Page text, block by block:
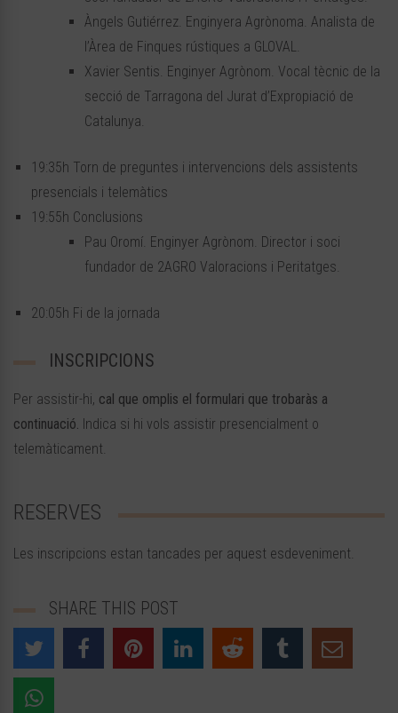
Àngels Gutiérrez. Enginyera Agrònoma. Analista de
l’Àrea de Finques rústiques a GLOVAL.
Xavier Sentis. Enginyer Agrònom. Vocal tècnic de la
secció de Tarragona del Jurat d’Expropiació de
Catalunya.
19:35h Torn de preguntes i intervencions dels assistents
presencials i telemàtics
19:55h Conclusions
Pau Oromí. Enginyer Agrònom. Director i soci
fundador de 2AGRO Valoracions i Peritatges.
20:05h Fi de la jornada
INSCRIPCIONS
Per assistir-hi, cal que omplis el formulari que trobaràs a
continuació. Indica si hi vols assistir presencialment o
telemàticament.
RESERVES
Les inscripcions estan tancades per aquest esdeveniment.
SHARE THIS POST